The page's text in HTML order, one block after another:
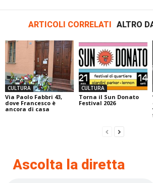
ARTICOLI CORRELATI ALTRO
CULTURA
Via Paolo Fabbri 43,
dove Francesco è
ancora di casa
CULTURA
Torna il Sun Donato
Festival 2026
Ascolta la diretta